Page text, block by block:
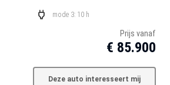
mode 3: 10 h
Prijs vanaf
€ 85.900
Deze auto interesseert mij